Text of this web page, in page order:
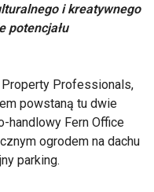
i kreatywnego
potencjału
Professionals,
powstaną tu dwie
handlowy Fern Office
ogrodem na dachu
parking.